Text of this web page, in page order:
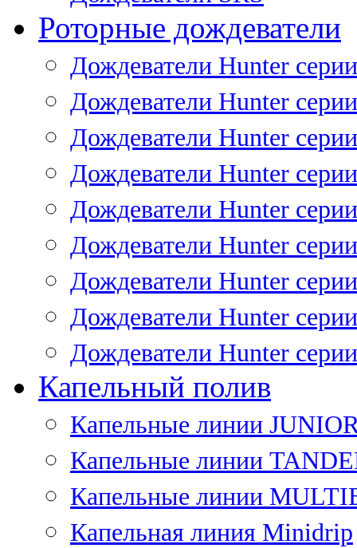
Роторные дождеватели
Дождеватели Hunter
Дождеватели Hunter
Дождеватели Hunter
Дождеватели Hunter
Дождеватели Hunter
Дождеватели Hunter
Дождеватели Hunter
Дождеватели Hunter
Дождеватели Hunter
Капельный полив
Капельные линии
Капельные линии
Капельные линии
Капельная линия Minidrip